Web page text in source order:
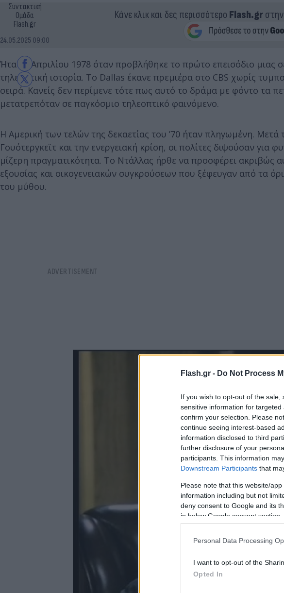
Flash.gr - Do Not Process
If you wish to opt-out of the
sensitive information for
confirm your selection. Please
continue seeing interest-based
information disclosed to third
further disclosure of your
participants. This information
Downstream Participants that
Please note that this website/
information including but not
deny consent to Google and its
in below Google consent section.
Personal Data Processing
I want to opt-out of the
Opted In
Συντακτική
Ομάδα
Flash.gr
24.05.2025 09:00
Κάνε κλικ και δες περισσότερο Flash.gr
Ήταν 2 Απριλίου 1978 όταν προβλήθηκε το πρώτο επεισόδιο μιας
τηλεοπτική ιστορία. Το Dallas έκανε πρεμιέρα στο CBS χωρίς
σειρά. Κανείς δεν περίμενε τότε πως αυτό το δράμα με φόντο τα
μετατρεπόταν σε παγκόσμιο τηλεοπτικό φαινόμενο.
Η Αμερική των τελών της δεκαετίας του ’70 ήταν πληγωμένη.
Γουότεργκεϊτ και την ενεργειακή κρίση, οι πολίτες διψούσαν για
μίζερη πραγματικότητα. Το Ντάλλας ήρθε να προσφέρει ακριβώς
εξουσίας και οικογενειακών συγκρούσεων που ξέφευγαν από τα
του μύθου.